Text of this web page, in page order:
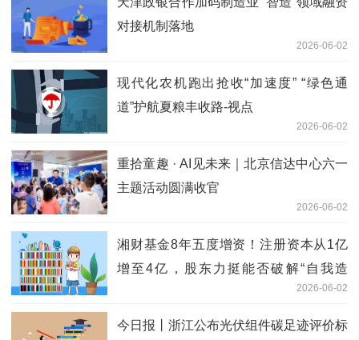
对接机制落地
2026-06-02
现代化农机跑出抢收“加速度” “绿色通
道”护航夏粮丰收路‌-视点
2026-06-02
重拾童趣 · AI见未来｜北京信达中心六一
主题活动圆满收官
2026-06-02
湘财基金8年五度增资！注册资本从1亿
增至4亿，股东力挺能否破解“自我造
2026-06-02
今日报丨浙江公布光伏组件碳足迹评价标